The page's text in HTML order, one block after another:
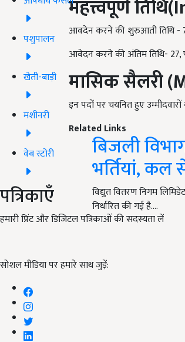
पशुपालन
खेती-बाड़ी
मशीनरी
वेब स्टोरी
पत्रिकाएँ
हमारी प्रिंट और डिजिटल पत्रिकाओं की सदस्यता लें
सोशल मीडिया पर हमारे साथ जुड़ें:
महत्त्वपूर्ण तिथि(
आवदेन करने की शुरुआती तिथि -
आवेदन करने की अंतिम तिथि- 27,
मासिक सैलरी (
इन पदों पर चयनित हुए
Related Links
बिजली
भर्तियां, कल
विद्युत वितरण निगम
निर्धारित की गई है.…